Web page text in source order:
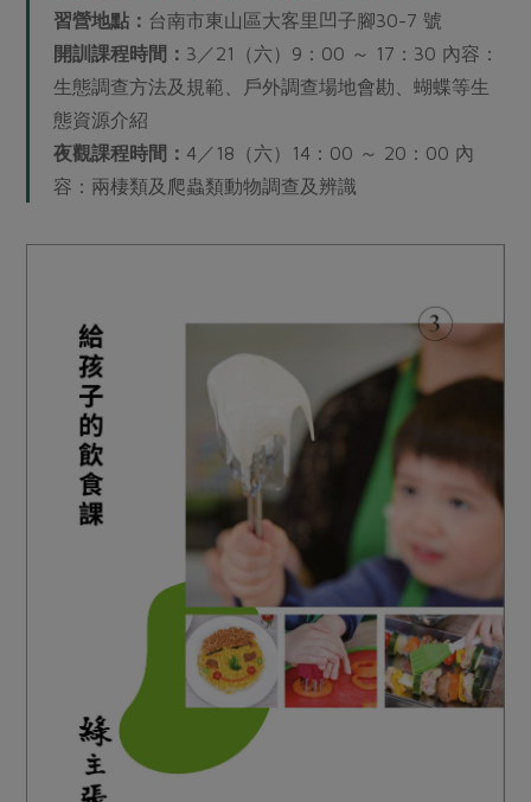
習營地點： 台南市東山區大客里凹子腳30-7 號
開訓課程時間： 3／21（六）9：00 ～ 17：30 內容：
生態調查方法及規範、戶外調查場地會勘、蝴蝶等生
態資源介紹
夜觀課程時間： 4／18（六）14：00 ～ 20：00 內
容：兩棲類及爬蟲類動物調查及辨識